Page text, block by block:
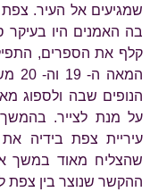
שמגיעים אל העיר.
בה האמנים היו בעיקר
קלף את הספרים,
הנופים שבה ולספוג
על מנת לצייר.
עיריית צפת בידיה
שהצליח מאוד במשך
ההקשר שנוצר בין צפת